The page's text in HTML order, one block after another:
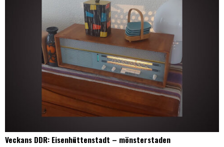
Veckans DDR: Eisenhüttenstadt – mönsterstaden